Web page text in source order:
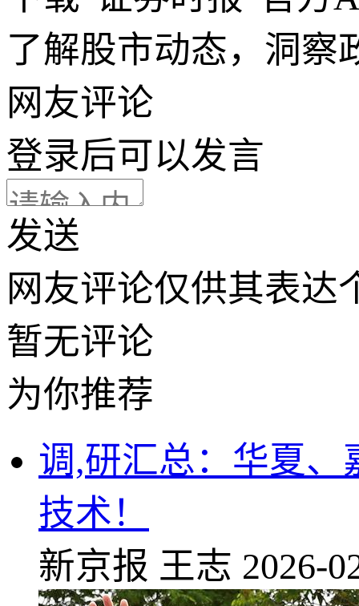
了解股市动态，洞察
网友评论
登录后可以发言
发送
网友评论仅供其表达
暂无评论
为你推荐
调,研汇总：华夏、
技术！
新京报 王志 2026-